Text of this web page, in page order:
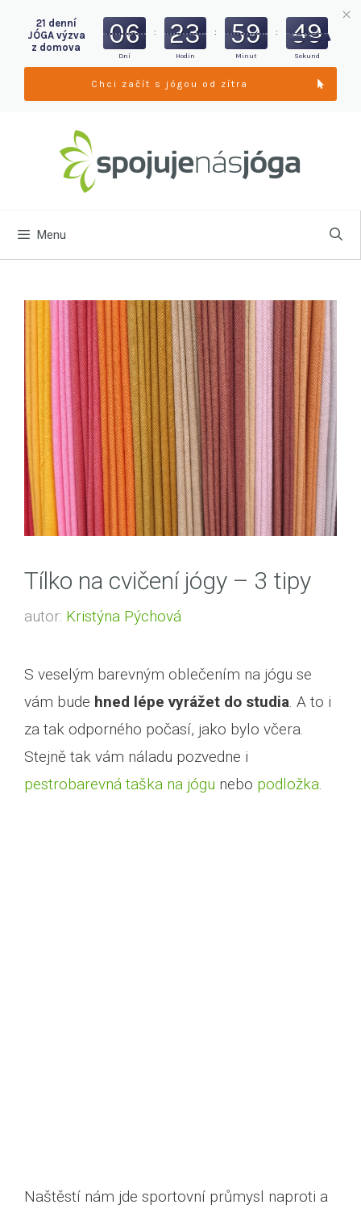
Menu
Tílko na cvičení jógy – 3 tipy
autor: Kristýna Pýchová
S veselým barevným oblečením na jógu se
vám bude hned lépe vyrážet do studia. A to i
za tak odporného počasí, jako bylo včera.
Stejně tak vám náladu pozvedne i
pestrobarevná taška na jógu nebo podložka.
Naštěstí nám jde sportovní průmysl naproti a
21 denní
JÓGA výzva
z domova
06
Dní
: 23
Hodin
: 59
Minut
: 48
Sekund
Chci začít s jógou od zítra